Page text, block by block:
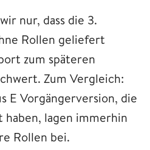
nur, dass die 3.
Rollen geliefert
zum späteren
Zum Vergleich:
E Vorgängerversion, die
lagen immerhin
Rollen bei.